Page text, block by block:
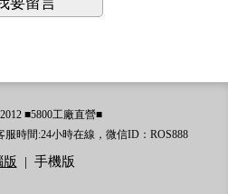
要留言
■5800工廠直營■
服時間:24小時在線，微信ID：ROS888
版 | 手機版